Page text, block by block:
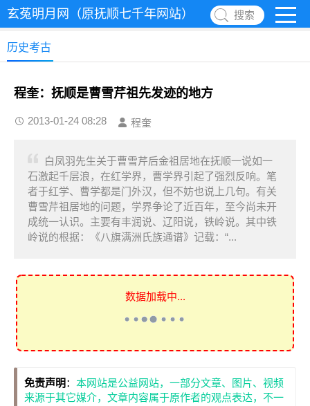
玄菟明月网（原抚顺七千年网站） 搜索
历史考古
程奎：抚顺是曹雪芹祖先发迹的地方
2013-01-24 08:28 程奎
白凤羽先生关于曹雪芹后金祖居地在抚顺一说如一
石激起千层浪，在红学界，曹学界引起了强烈反响。笔
者于红学、曹学都是门外汉，但不妨也说上几句。有关
曹雪芹祖居地的问题，学界争论了近百年，至今尚未开
成统一认识。主要有丰润说、辽阳说，铁岭说。其中铁
岭说的根据：《八旗满洲氏族通谱》记载：“...
数据加载中...
免责声明 ： 本网站是公益网站，一部分文章、图片、视频
来源于其它媒介，文章内容属于原作者的观点表达，不一